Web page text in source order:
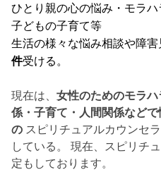
ひとり親の心の悩み・モラ
子どもの子育て等
生活の様々な悩み相談や障
件受ける。
現在は、女性のためのモラ
係・子育て・人間関係など
の スピリチュアルカウンセ
している。 現在、スピリチ
定もしております。